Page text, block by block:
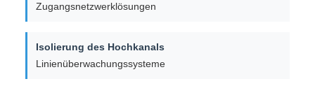
Zugangsnetzwerklösungen
Isolierung des Hochkanals
Linienüberwachungssysteme